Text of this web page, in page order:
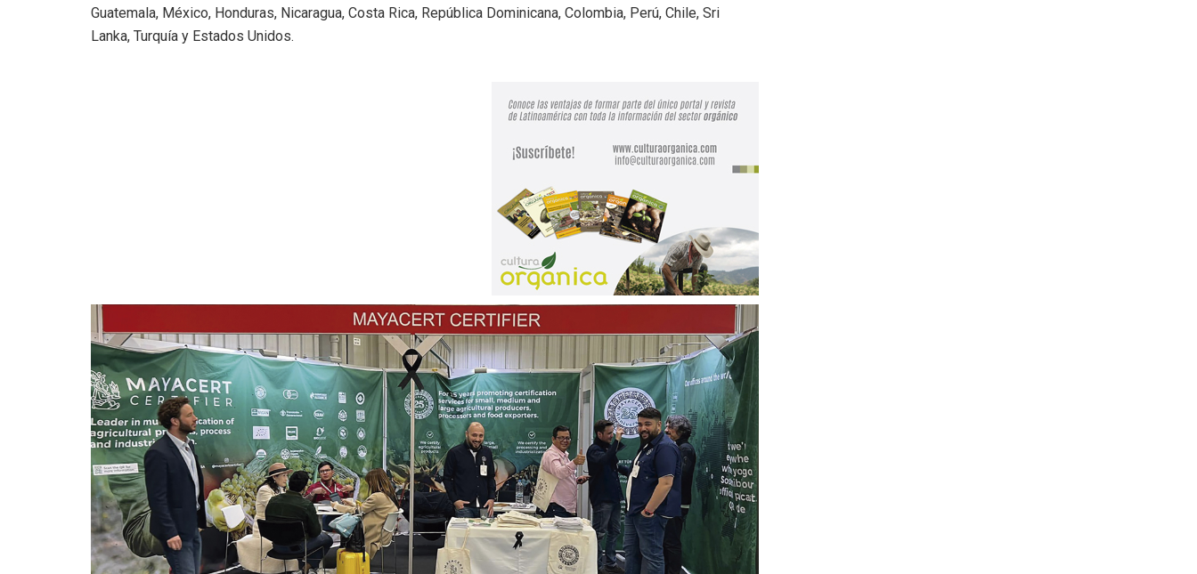
Guatemala, México, Honduras, Nicaragua, Costa Rica, República Dominicana, Colombia, Perú, Chile, Sri
Lanka, Turquía y Estados Unidos.